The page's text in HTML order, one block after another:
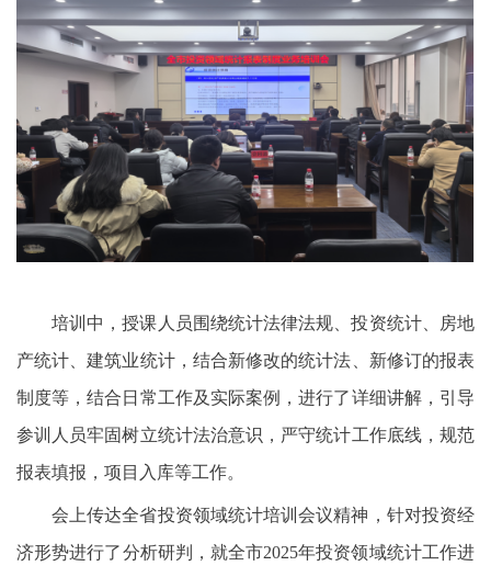
培训中，授课人员围绕统计法律法规、投资统计、房地
产统计、建筑业统计，结合新修改的统计法、新修订的报表
制度等，结合日常工作及实际案例，进行了详细讲解，引导
参训人员牢固树立统计法治意识，严守统计工作底线，规范
报表填报，项目入库等工作。
会上传达全省投资领域统计培训会议精神，针对投资经
济形势进行了分析研判，就全市2025年投资领域统计工作进